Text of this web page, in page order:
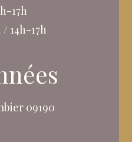
17h
14h-17h
09190